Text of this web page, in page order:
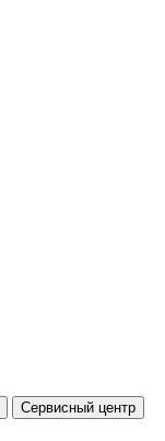
Сервисный центр